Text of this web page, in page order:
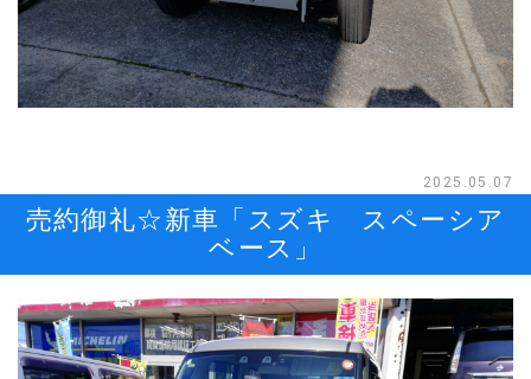
2025.05.07
売約御礼☆新車「スズキ スペーシア
ベース」